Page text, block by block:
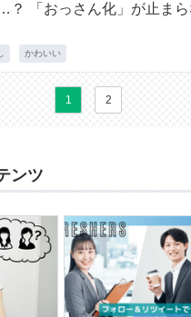
「おっさん化」が止まら
かわいい
1 2
ンツ